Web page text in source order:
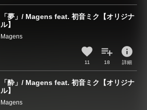
「夢」/ Magens feat. 初音ミク【オリジナ
ル】
Magens
11 18
info
詳細
「酔」/ Magens feat. 初音ミク【オリジナ
ル】
Magens